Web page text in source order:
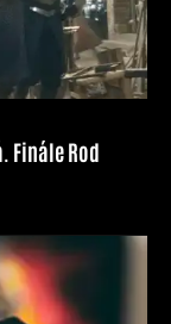
Finále Rod